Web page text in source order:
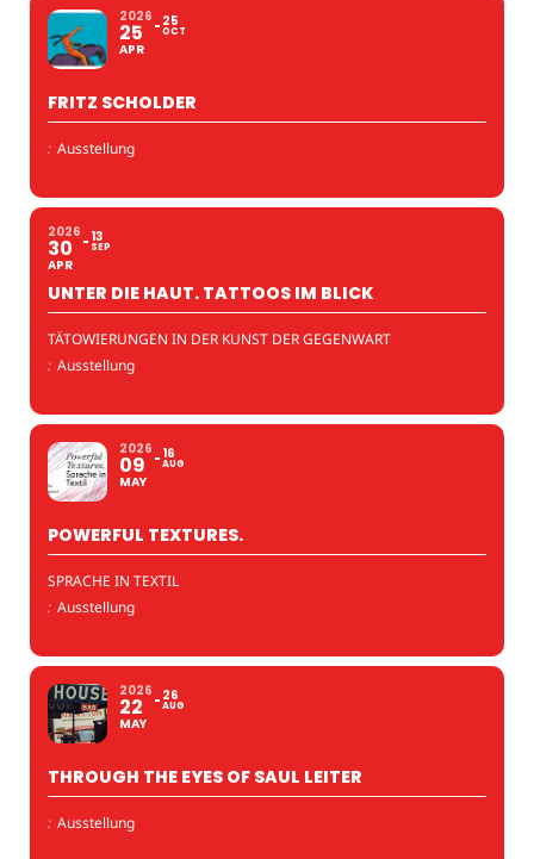
2026
25
APR
25
OCT
FRITZ SCHOLDER
: Ausstellung
2026
30
APR
13
SEP
UNTER DIE HAUT. TATTOOS IM BLICK
TÄTOWIERUNGEN IN DER KUNST DER GEGENWART
: Ausstellung
2026
09
MAY
16
AUG
POWERFUL TEXTURES.
SPRACHE IN TEXTIL
: Ausstellung
2026
22
MAY
26
AUG
THROUGH THE EYES OF SAUL LEITER
: Ausstellung